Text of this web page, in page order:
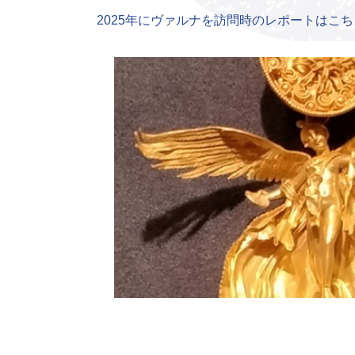
2025年にヴァルナを訪問時のレポートはこ